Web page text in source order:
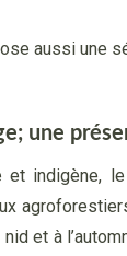
aussi une
une
et indigène,
et à